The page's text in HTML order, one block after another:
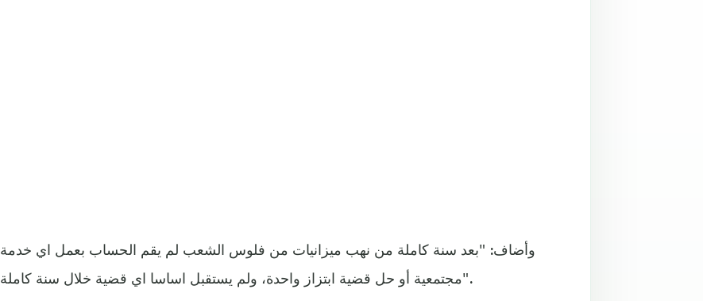
وأضاف: "بعد سنة كاملة من نهب ميزانيات من فلوس الشعب لم يقم الحساب بعمل اي خدمة
مجتمعية أو حل قضية ابتزاز واحدة، ولم يستقبل اساسا اي قضية خلال سنة كاملة".